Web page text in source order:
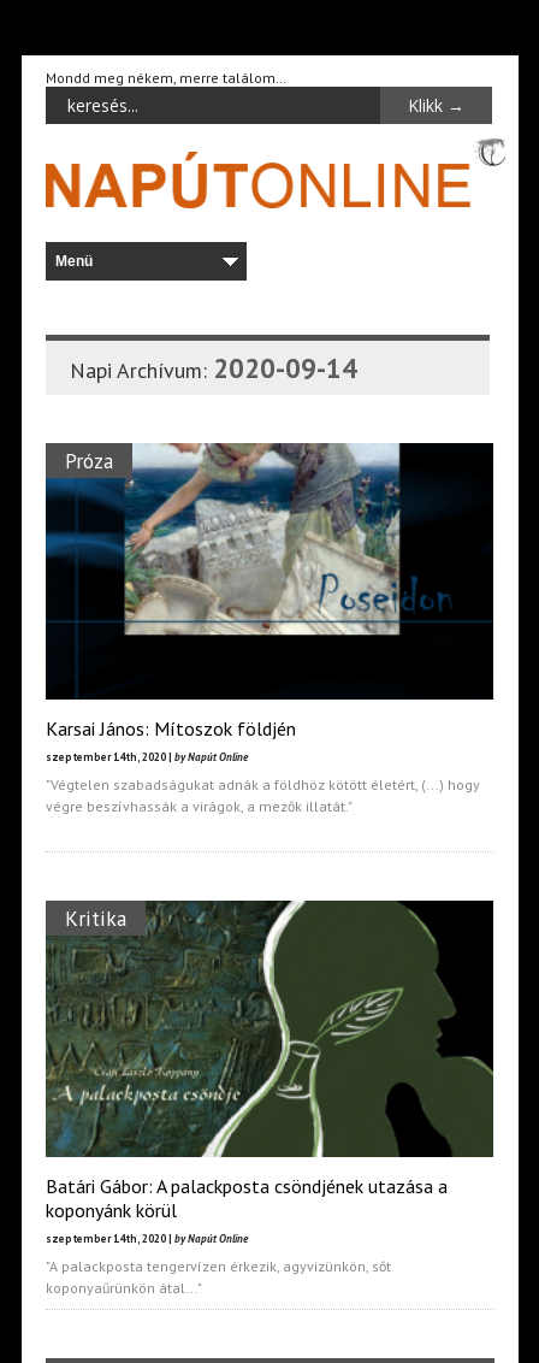
Mondd meg nékem, merre találom…
Napi Archívum: 2020-09-14
Próza
Karsai János: Mítoszok földjén
szeptember 14th, 2020 | by Napút Online
"Végtelen szabadságukat adnák a földhöz kötött életért, (...) hogy
végre beszívhassák a virágok, a mezők illatát."
Kritika
Batári Gábor: A palackposta csöndjének utazása a
koponyánk körül
szeptember 14th, 2020 | by Napút Online
"A palackposta tengervízen érkezik, agyvizünkön, sőt
koponyaűrünkön átal..."